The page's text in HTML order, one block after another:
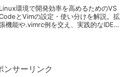
Linux環境で開発効率を高めるためのVS
とVimの設定・使い分けを解説。拡
機能や.vimrc例を交え、実践的なIDE活
ンサーリンク